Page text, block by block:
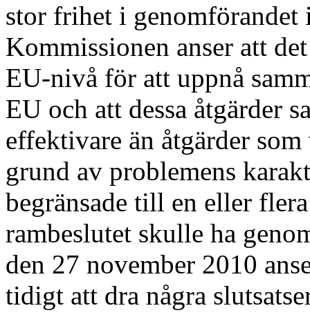
stor frihet i
Kommissionen anser att
EU-nivå för att uppnå
EU och att dessa åtgärder
effektivare än åtgärder
grund av problemens
begränsade till en eller
rambeslutet skulle ha
den 27 november 2010
tidigt att dra några